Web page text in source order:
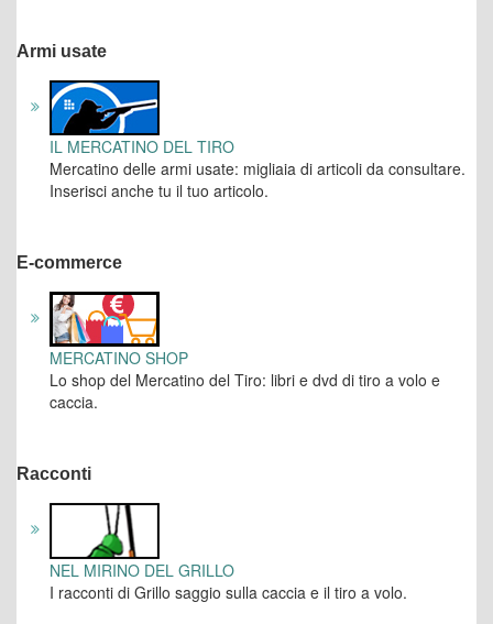
Armi usate
IL MERCATINO DEL TIRO
Mercatino delle armi usate: migliaia di articoli da consultare.
Inserisci anche tu il tuo articolo.
E-commerce
MERCATINO SHOP
Lo shop del Mercatino del Tiro: libri e dvd di tiro a volo e
caccia.
Racconti
NEL MIRINO DEL GRILLO
I racconti di Grillo saggio sulla caccia e il tiro a volo.